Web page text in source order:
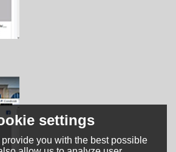
settings
you with the best possible